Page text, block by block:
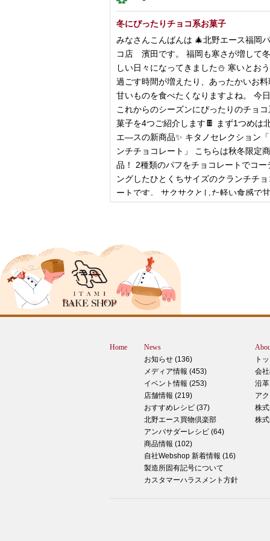
冬にぴったりチョコ系お菓子
みなさんこんばんは 🎄北野エース福岡
コ店 濱田です。 福岡も寒さが増して
しい日々になってきました⛄️ 寒いとお
過ごす時間が増えたり、あったかいお料
甘いものを食べたくなりますよね。 今
これからのシーズンにぴったりのチョ
菓子を4つご紹介します🍫 まず1つめは
エ―スの新商品✨ キタノセレクション
ンチチョコレート」 こちらは秋冬限定商
品！ 2種類のパフをチョコレートでコー
ングしたひとくちサイズのクランチチ
ートです。 サクサクとした軽い食感で
ピザ立ちぬ
ブログをご覧の皆様、こんにちは！北
スMOMOテラス店の大西です。 いきな
すが、これは何だと思いますか？ ヒン
12月に活躍するあの食べ物です！ はん
す。 それでは正解発表です。リバース
ドオープン！！ なんと四角いピザなんで
す！今回は冬に大活躍のピザ、紹介い
す。 キタノセレクション手のばしピザ
ルゲリータ 北野エースオリジナル商品
ザになります。特徴は何といってもこ
生地はひとつひとつ手で
2024年12月14日
もっちもち！和スイーツと一緒に素敵
ータイムを ♪
Home
News
お知らせ (136)
メディア情報 (453)
イベント情報 (253)
店舗情報 (219)
おすすめレシピ (37)
北野エース買物倶楽部
アンバサダーレシピ (64)
商品情報 (102)
自社Webshop 新着情報 (16)
製造所固有記号について
カスタマーハラスメント方針
ト
会
沿革
ア
株
株